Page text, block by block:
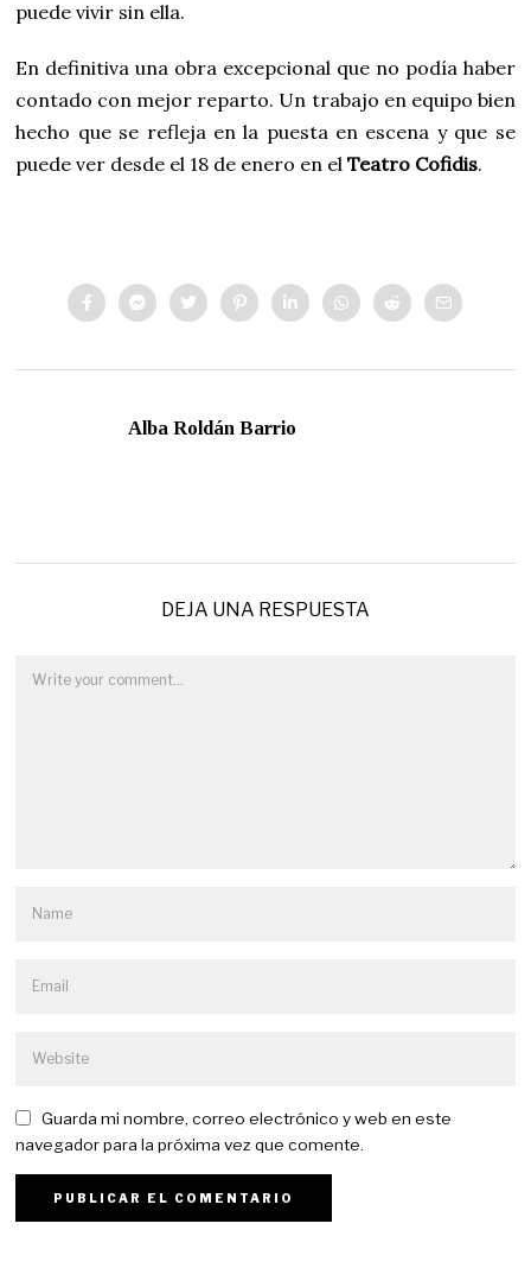
puede vivir sin ella.
En definitiva una obra excepcional que no podía haber
contado con mejor reparto. Un trabajo en equipo bien
hecho que se refleja en la puesta en escena y que se
puede ver desde el 18 de enero en elTeatro Cofidis.
Alba Roldán Barrio
DEJA UNA RESPUESTA
Guarda mi nombre, correo electrónico y web en este
navegador para la próxima vez que comente.